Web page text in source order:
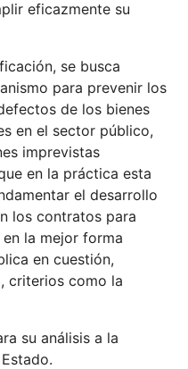
eficazmente su
se busca
para prevenir los
de los bienes
en el sector público,
imprevistas
en la práctica esta
el desarrollo
los contratos para
la mejor forma
en cuestión,
criterios como la
su análisis a la